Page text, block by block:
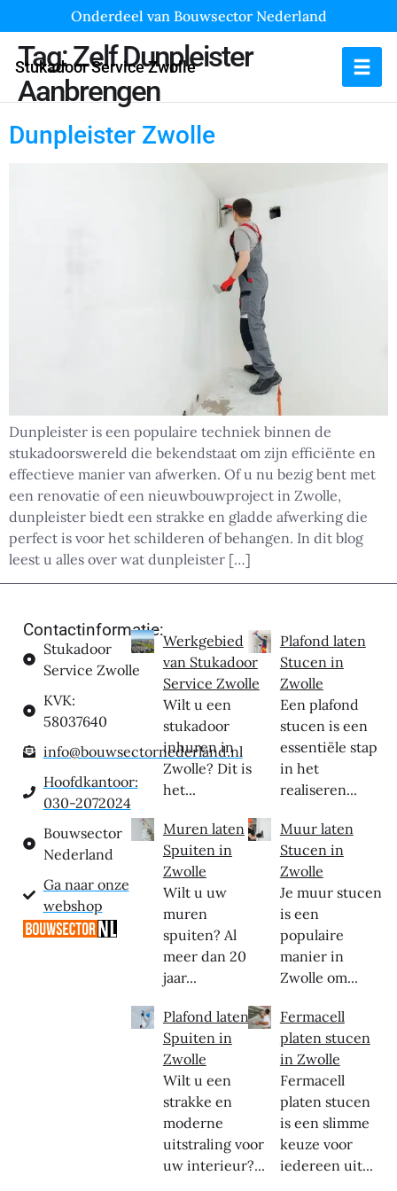
Onderdeel van Bouwsector Nederland
Stukadoor Service Zwolle
Tag:Zelf Dunpleister
Aanbrengen
Dunpleister Zwolle
Dunpleister is een populaire techniek binnen de
stukadoorswereld die bekendstaat om zijn efficiënte en
effectieve manier van afwerken. Of u nu bezig bent met
een renovatie of een nieuwbouwproject in Zwolle,
dunpleister biedt een strakke en gladde afwerking die
perfect is voor het schilderen of behangen. In dit blog
leest u alles over wat dunpleister […]
Contactinformatie:
Stukadoor
Service Zwolle
KVK:
58037640
info@bouwsectornederland.nl
Hoofdkantoor:
030-2072024
Bouwsector
Nederland
Ga naar onze
webshop
Werkgebied
van Stukadoor
Service Zwolle
Wilt u een
stukadoor
inhuren in
Zwolle? Dit is
het...
Muren laten
Spuiten in
Zwolle
Wilt u uw
muren
spuiten? Al
meer dan 20
jaar...
Plafond laten
Spuiten in
Zwolle
Wilt u een
strakke en
moderne
uitstraling voor
uw interieur?...
Plafond laten
Stucen in
Zwolle
Een plafond
stucen is een
essentiële stap
in het
realiseren...
Muur laten
Stucen in
Zwolle
Je muur stucen
is een
populaire
manier in
Zwolle om...
Fermacell
platen stucen
in Zwolle
Fermacell
platen stucen
is een slimme
keuze voor
iedereen uit...